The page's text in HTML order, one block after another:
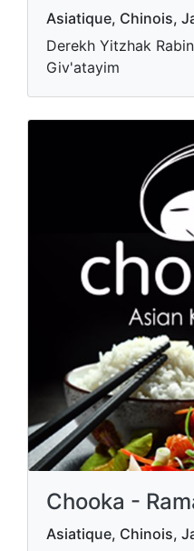
Asiatique, Chinois,
Derekh Yitzhak
Giv'atayim
Chooka -
Asiatique, Chinois,